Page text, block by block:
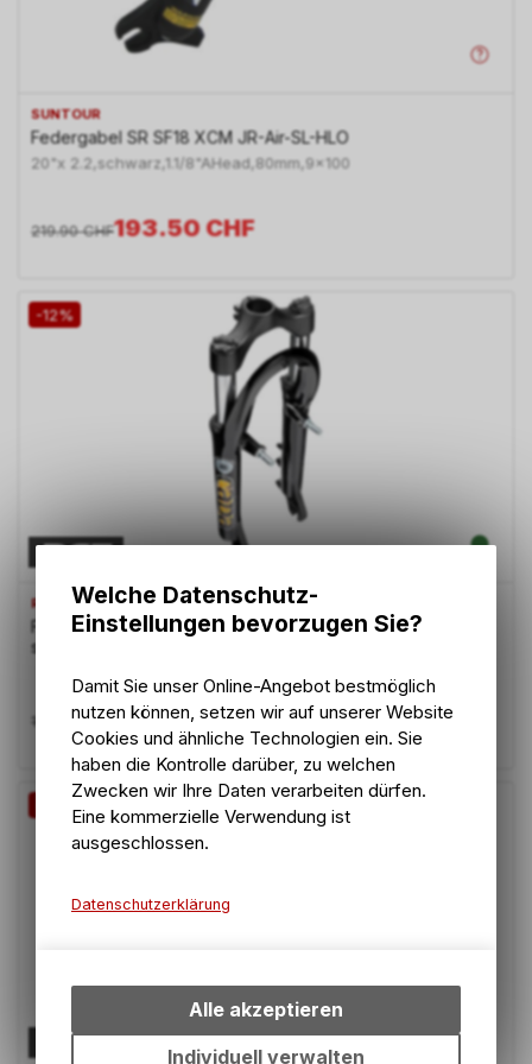
SUNTOUR
Federgabel SR SF18 XCM JR-Air-SL-HLO
20"x 2.2,schwarz,1.1/8"AHead,80mm,9x100
193.50CHF
219.90 CHF
-12%
RST
Federgabel Capa T20 20" für Disc-&V-Brake ohne Schaft
schwarz
95.90 CHF
109.00 CHF
Welche Datenschutz-
Einstellungen bevorzugen Sie?
Damit Sie unser Online-Angebot bestmöglich
nutzen können, setzen wir auf unserer Website
Cookies und ähnliche Technologien ein. Sie
haben die Kontrolle darüber, zu welchen
Zwecken wir Ihre Daten verarbeiten dürfen.
Eine kommerzielle Verwendung ist
ausgeschlossen.
Datenschutzerklärung
bestimmte Interaktionen und
Einstellungen auf Ihrem Gerät,
um die grundlegenden
Alle akzeptieren
Individuell verwalten